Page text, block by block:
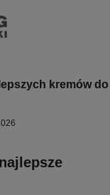
kremów do